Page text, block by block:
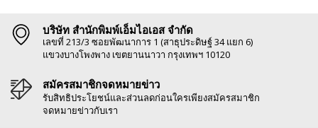
บริษัท สำนักพิมพ์เอ็มไอเอส จำกัด
เลขที่ 213/3 ซอยพัฒนาการ 1 (สาธุประดิษฐ์ 34 แยก 6)
แขวงบางโพงพาง เขตยานนาวา กรุงเทพฯ 10120
สมัครสมาชิกจดหมายข่าว
รับสิทธิประโยชน์และส่วนลดก่อนใครเพียงสมัครสมาชิก
จดหมายข่าวกับเรา